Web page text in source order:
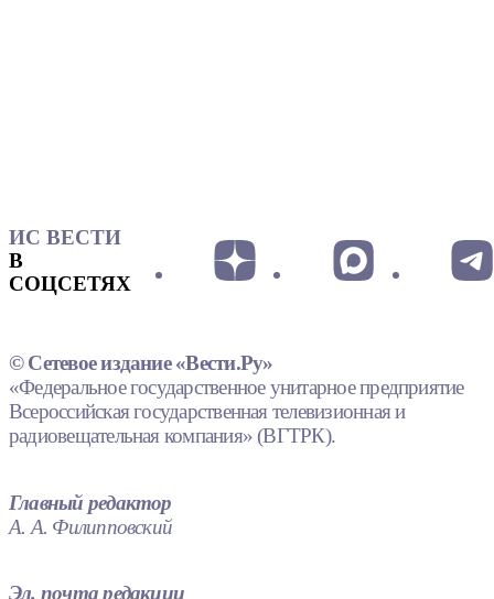
ИС ВЕСТИ
В
СОЦСЕТЯХ
© Сетевое издание «Вести.Ру»
«Федеральное государственное унитарное предприятие
Всероссийская государственная телевизионная и
радиовещательная компания» (ВГТРК).
Главный редактор
А. А. Филипповский
Эл. почта редакции